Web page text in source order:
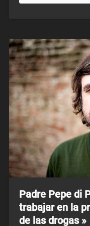
Padre Pepe di
trabajar en la
de las drogas »